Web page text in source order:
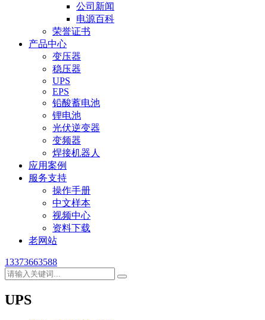
公司新闻
电源百科
荣誉证书
产品中心
变压器
稳压器
UPS
EPS
铅酸蓄电池
锂电池
光伏逆变器
变频器
焊接机器人
应用案例
服务支持
操作手册
中文样本
视频中心
资料下载
老网站
13373663588
UPS